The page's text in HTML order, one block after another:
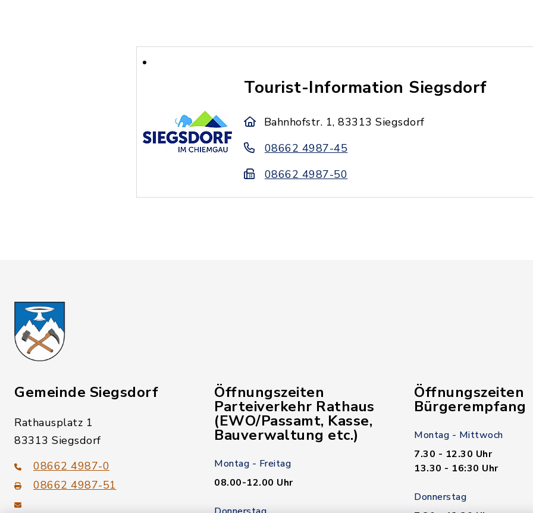
Tourist-Information Siegsdorf
Bahnhofstr. 1, 83313 Siegsdorf
08662 4987-45
08662 4987-50
Gemeinde Siegsdorf
Rathausplatz 1
83313 Siegsdorf
08662 4987-0
08662 4987-51
Öffnungszeiten
Parteiverkehr Rathaus
(EWO/Passamt, Kasse,
Bauverwaltung etc.)
Montag - Freitag
08.00-12.00 Uhr
Öffnungszeiten
Bürgerempfang
Montag - Mittwoch
7.30 - 12.30 Uhr
13.30 - 16:30 Uhr
Donnerstag